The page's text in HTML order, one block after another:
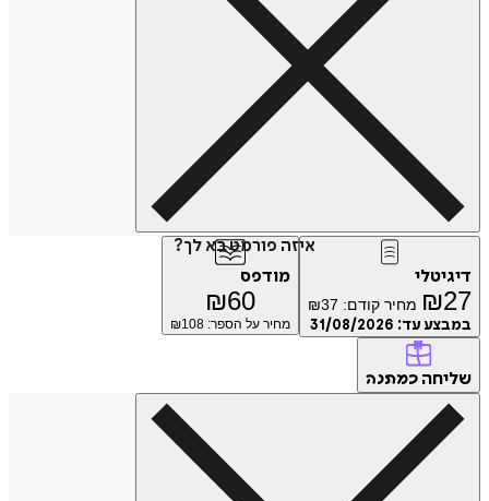
איזה פורמט בא לך?
₪ מחיר קודם: ₪37
עד:31/08/2026
מודפס
₪
מחיר על הספר: ₪108
כמתנה